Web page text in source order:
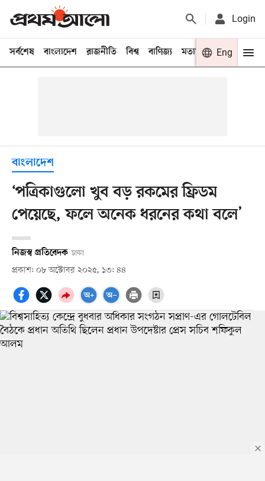
Login
সর্বশেষ বাংলাদেশ রাজনীতি বিশ্ব বাণিজ্য মতামত খেলা
Eng
বাংলাদেশ
‘পত্রিকাগুলো খুব বড় রকমের ফ্রিডম
পেয়েছে, ফলে অনেক ধরনের কথা বলে’
নিজস্ব প্রতিবেদক ঢাকা
প্রকাশ: ০৮ অক্টোবর ২০২৫, ১৩: ৪৪